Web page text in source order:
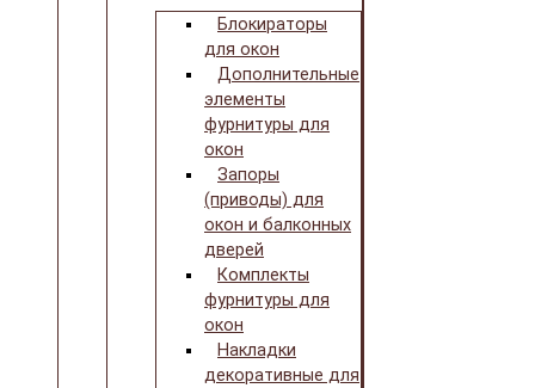
Блокираторы
для окон
Дополнительные
элементы
фурнитуры для
окон
Запоры
(приводы) для
окон и балконных
дверей
Комплекты
фурнитуры для
окон
Накладки
декоративные для